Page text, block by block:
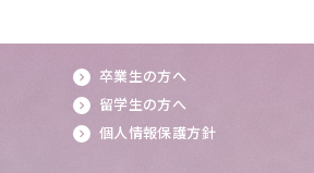
卒業生の方へ
留学生の方へ
個人情報保護方針